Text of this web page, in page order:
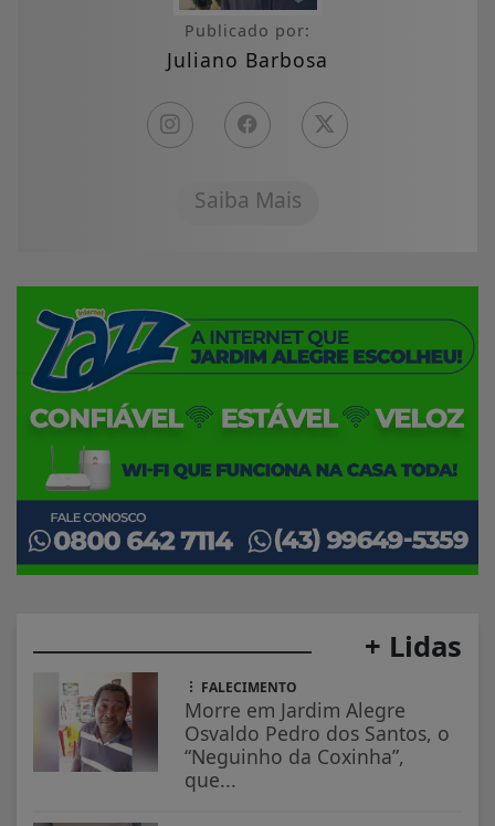
Publicado por:
Juliano Barbosa
Saiba Mais
+ Lidas
FALECIMENTO
Morre em Jardim Alegre
Osvaldo Pedro dos Santos, o
“Neguinho da Coxinha”,
que...